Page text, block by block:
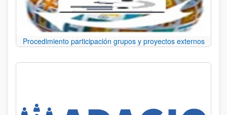
Procedimiento participación grupos y proyectos externos